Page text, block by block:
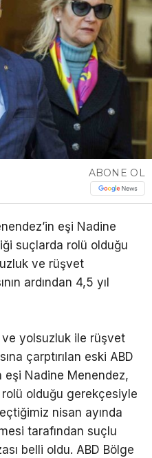
ABONE OL
eşi Nadine
suçlarda rolü olduğu
ve rüşvet
ardından 4,5 yıl
ve yolsuzluk ile rüşvet
çarptırılan eski ABD
eşi Nadine Menendez,
rolü olduğu gerekçesiyle
nisan ayında
tarafından suçlu
belli oldu. ABD Bölge